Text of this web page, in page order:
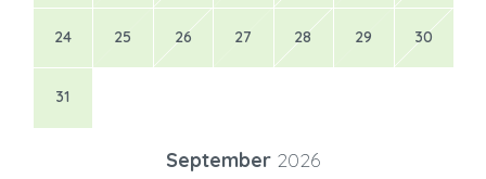
24 25 26 27 28 29 30
31
September 2026